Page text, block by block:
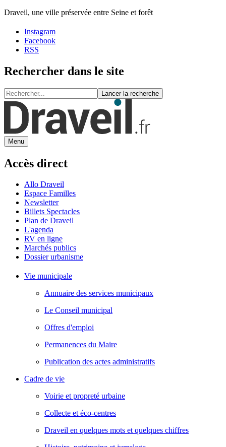
Draveil, une ville préservée entre Seine et forêt
Instagram
Facebook
RSS
Rechercher dans le site
Lancer la recherche
Menu
Accès direct
Allo Draveil
Espace Familles
Newsletter
Billets Spectacles
Plan de Draveil
L'agenda
RV en ligne
Marchés publics
Dossier urbanisme
Vie municipale
Annuaire des services municipaux
Le Conseil municipal
Offres d'emploi
Permanences du Maire
Publication des actes administratifs
Cadre de vie
Voirie et propreté urbaine
Collecte et éco-centres
Draveil en quelques mots et quelques chiffres